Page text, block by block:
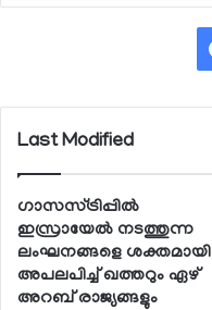
Last Modified
ഗാസസ്ട്രിപ്പില്‍
ഇസ്രായേല്‍ നടത്തുന്ന
ലംഘനങ്ങളെ ശക്തമായി
അപലപിച്ച് ഖത്തറും ഏഴ്
അറബ് രാജ്യങ്ങളും